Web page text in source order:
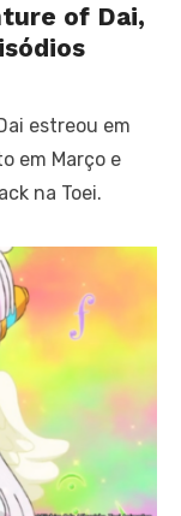
of Dai,
estreou em
em Março e
na Toei.